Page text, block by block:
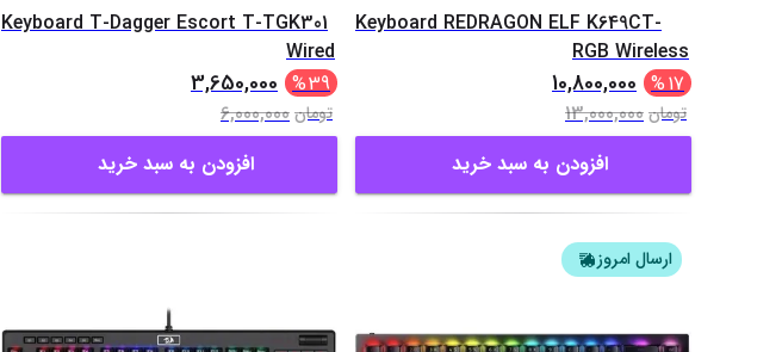
Keyboard T-Dagger Escort T-TGK301
Wired
3,650,000 %39
6,000,000تومان
افزودن به سبد خرید
Keyboard REDRAGON ELF K649CT-
RGB Wireless
10,800,000 %17
13,000,000تومان
افزودن به سبد خرید
ارسال امروز